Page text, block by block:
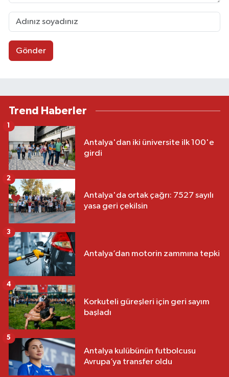
Gönder
Trend Haberler
Antalya'dan iki üniversite ilk 100'e
girdi
Antalya'da ortak çağrı: 7527 sayılı
yasa geri çekilsin
2
Antalya’dan motorin zammına tepki
3
Korkuteli güreşleri için geri sayım
başladı
4
Antalya kulübünün futbolcusu
Avrupa’ya transfer oldu
5